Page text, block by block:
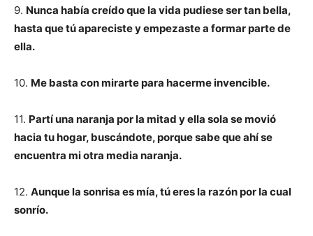
9. Nunca había creído que la vida pudiese ser tan bella,
hasta que tú apareciste y empezaste a formar parte de
ella.
10. Me basta con mirarte para hacerme invencible.
11. Partí una naranja por la mitad y ella sola se movió
hacia tu hogar, buscándote, porque sabe que ahí se
encuentra mi otra media naranja.
12. Aunque la sonrisa es mía, tú eres la razón por la cual
sonrío.